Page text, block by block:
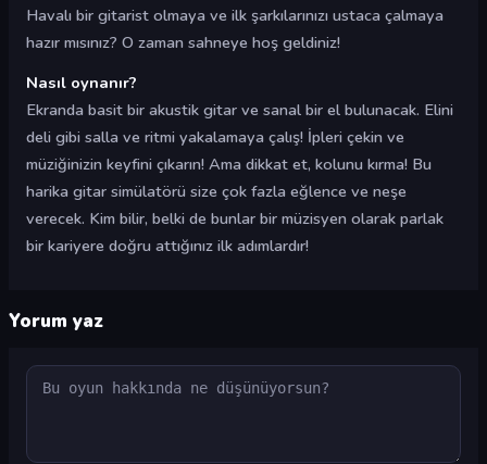
Havalı bir gitarist olmaya ve ilk şarkılarınızı ustaca çalmaya
hazır mısınız? O zaman sahneye hoş geldiniz!
Nasıl oynanır?
Ekranda basit bir akustik gitar ve sanal bir el bulunacak. Elini
deli gibi salla ve ritmi yakalamaya çalış! İpleri çekin ve
müziğinizin keyfini çıkarın! Ama dikkat et, kolunu kırma! Bu
harika gitar simülatörü size çok fazla eğlence ve neşe
verecek. Kim bilir, belki de bunlar bir müzisyen olarak parlak
bir kariyere doğru attığınız ilk adımlardır!
Yorum yaz
Yorum